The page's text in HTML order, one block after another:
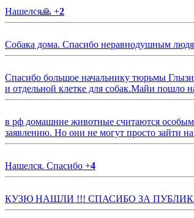
Нашелся🙏 +2
Собака дома. Спасибо неравнодушным
Спасибо большое начальнику тюрьмы
и отдельной клетке для собак.Майи пошло
в рф домашние животные считаются особым
заявлению. Но они не могут просто зайти
Нашелся. Спасибо +4
КУЗЮ НАШЛИ !!! СПАСИБО ЗА